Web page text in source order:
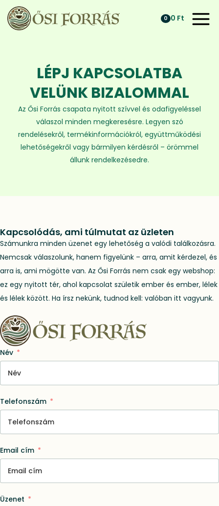
0 0 Ft
LÉPJ KAPCSOLATBA
VELÜNK BIZALOMMAL
Az Ősi Forrás csapata nyitott szívvel és odafigyeléssel
válaszol minden megkeresésre. Legyen szó
rendelésekről, termékinformációkról, együttműködési
lehetőségekről vagy bármilyen kérdésről – örömmel
állunk rendelkezésedre.
Kapcsolódás, ami túlmutat az üzleten
Számunkra minden üzenet egy lehetőség a valódi találkozásra.
Nemcsak válaszolunk, hanem figyelünk – arra, amit kérdezel, és
arra is, ami mögötte van. Az Ősi Forrás nem csak egy webshop:
ez egy nyitott tér, ahol kapcsolat születik ember és ember, lélek
és lélek között. Ha írsz nekünk, tudnod kell: valóban itt vagyunk.
Név
Telefonszám
Email cím
Üzenet